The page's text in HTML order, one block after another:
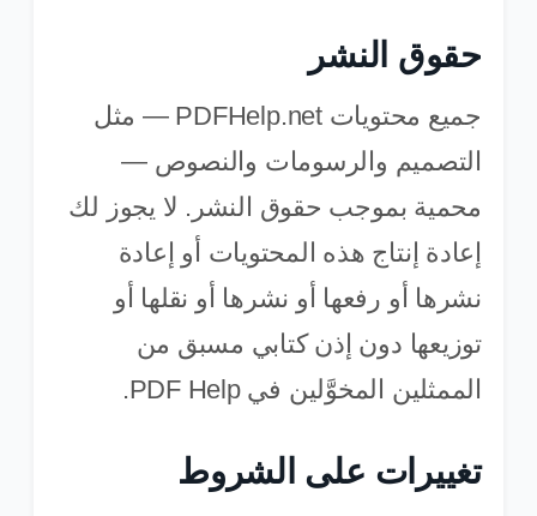
حقوق النشر
جميع محتويات PDFHelp.net — مثل
التصميم والرسومات والنصوص —
محمية بموجب حقوق النشر. لا يجوز لك
إعادة إنتاج هذه المحتويات أو إعادة
نشرها أو رفعها أو نشرها أو نقلها أو
توزيعها دون إذن كتابي مسبق من
الممثلين المخوَّلين في PDF Help.
تغييرات على الشروط